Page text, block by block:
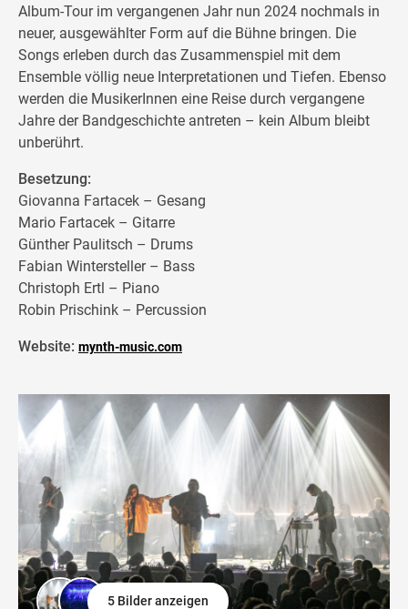
Album-Tour im vergangenen Jahr nun 2024 nochmals in
neuer, ausgewählter Form auf die Bühne bringen. Die
Songs erleben durch das Zusammenspiel mit dem
Ensemble völlig neue Interpretationen und Tiefen. Ebenso
werden die MusikerInnen eine Reise durch vergangene
Jahre der Bandgeschichte antreten – kein Album bleibt
unberührt.
Besetzung:
Giovanna Fartacek – Gesang
Mario Fartacek – Gitarre
Günther Paulitsch – Drums
Fabian Wintersteller – Bass
Christoph Ertl – Piano
Robin Prischink – Percussion
Website: mynth-music.com
5 Bilder anzeigen